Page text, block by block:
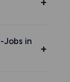
Jobs in